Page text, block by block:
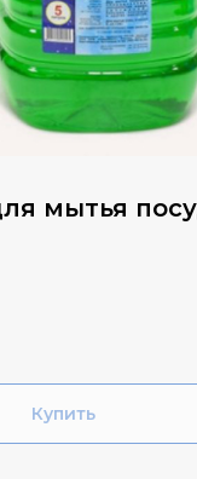
мытья
Купить